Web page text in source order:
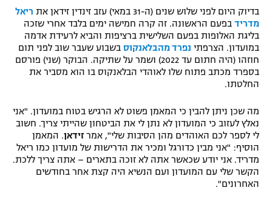
תקנון עבור פעילות אלקטרה
תקנון עבור פעילות ספורט 1 – "מרלן"
גיימינג E-Sports
תנאי שימוש
מדיניות פרטיות
תקנון פעילות ספורט 1
רשיון להקרנה פומבית לבית עסק
פוטבול אמריקאי NFL
בייסבול MLB
ספורט אתגרי ואקסטרים
גיימינג E-Sports
בדיוק היום לפני שלוש שנים (ה-31 במאי) עזב זינדין זידאן את
ריאל
מדריד בפעם הראשונה. זה קרה חמישה ימים בלבד אחרי שזכה
בליגת האלופות בפעם השלישית ברציפות והביא לרעידת אדמה
במועדון. הצרפתי נפרד מהבלאנקוס בשבוע שעבר שוב לפני תום
חוזהו (היה חתום עד 2022) ושמר על שתיקה. הבוקר (שני) פורסם
בספרד מכתב פתוח שלו לאוהדי הבלאנקוס בו הוא מסביר את
החלטתו.
מה שכן ניתן להבין כי המאמן פשוט לא הרגיש בטוח במועדון. "אני
נאלץ לעזוב כי המועדון לא נתן לי את הביטחון שהייתי צריך. חשוב
לי לספר לכם האוהדים מהן הסיבות שלי", אמר זידאן. המאמן
הוסיף: "אני מבין כדורגל ומכיר את הדרישות של מועדון כמו ריאל
מדריד. אני יודע שכאשר אתה לא זוכה בתארים – אתה צריך ללכת.
הקשר שלי עם המועדון ועם הנשיא היה קצת אחר בחודשים
האחרונים".